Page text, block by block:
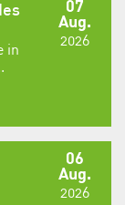
07
Aug.
2026
in
06
Aug.
2026